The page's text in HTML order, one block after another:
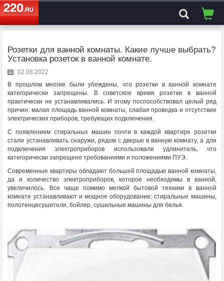
ЭЛЕКТРОСАЙТ№1
Розетки для ванной комнаты. Какие лучше выбрать?
Установка розеток в ванной комнате.
02.08.2022
В прошлом многие были убеждены, что розетки в ванной комнате
категорически запрещены. В советское время розетки в ванной
практически не устанавливались. И этому поспособствовал целый ряд
причин: малая площадь ванной комнаты, слабая проводка и отсутствие
электрических приборов, требующих подключения.
С появлением стиральных машин почти в каждой квартире розетки
стали устанавливать снаружи, рядом с дверью в ванную комнату, а для
подключения электроприборов использовали удлинитель, что
категорически запрещено требованиями и положениями ПУЭ.
Современные квартиры обладают большей площадью ванной комнаты,
да и количество электроприборов, которое необходимы в ванной,
увеличилось. Все чаще помимо мелкой бытовой техники в ванной
комнате устанавливают и мощное оборудование: стиральные машины,
полотенцесушители, бойлер, сушильные машины для белья.